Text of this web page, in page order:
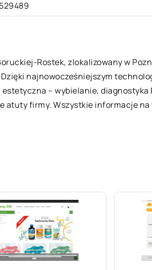
Rostek, zlokalizowany w
najnowocześniejszym
– wybielanie,
atuty firmy. Wszystkie informacje